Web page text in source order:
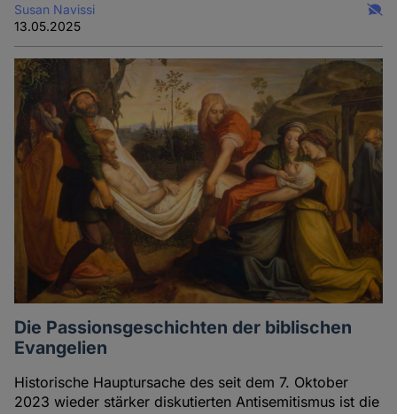
Susan Navissi
13.05.2025
Die Passionsgeschichten der biblischen
Evangelien
Historische Hauptursache des seit dem 7. Oktober
2023 wieder stärker diskutierten Antisemitismus ist die